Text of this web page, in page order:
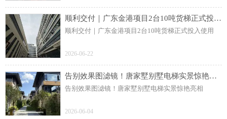
顺利交付｜广东金港项目2台10吨货梯正式投入使用
顺利交付｜广东金港项目2台10吨货梯正式投入使用
2026-06-22
告别效果图滤镜！唐家墅别墅电梯实景惊艳亮相
告别效果图滤镜！唐家墅别墅电梯实景惊艳亮相
2026-06-04